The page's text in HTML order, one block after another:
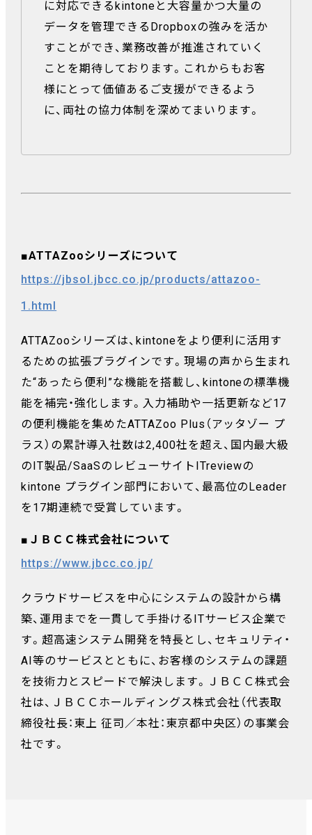
に対応できるkintoneと大容量かつ大量の
データを管理できるDropboxの強みを活か
すことができ、業務改善が推進されていく
ことを期待しております。これからもお客
様にとって価値あるご支援ができるよう
に、両社の協力体制を深めてまいります。
■ATTAZooシリーズについて
https://jbsol.jbcc.co.jp/products/attazoo-
1.html
ATTAZooシリーズは、kintoneをより便利に活用す
るための拡張プラグインです。現場の声から生まれ
た“あったら便利”な機能を搭載し、kintoneの標準機
能を補完・強化します。入力補助や一括更新など17
の便利機能を集めたATTAZoo Plus（アッタゾー プ
ラス）の累計導入社数は2,400社を超え、国内最大級
のIT製品/SaaSのレビューサイトITreviewの
kintone プラグイン部門において、最高位のLeader
を17期連続で受賞しています。
■ ＪＢＣＣ株式会社について
https://www.jbcc.co.jp/
クラウドサービスを中心にシステムの設計から構
築、運用までを一貫して手掛けるITサービス企業で
す。超高速システム開発を特長とし、セキュリティ・
AI等のサービスとともに、お客様のシステムの課題
を技術力とスピードで解決します。ＪＢＣＣ株式会
社は、ＪＢＣＣホールディングス株式会社（代表取
締役社長：東上 征司／本社：東京都中央区）の事業会
社です。